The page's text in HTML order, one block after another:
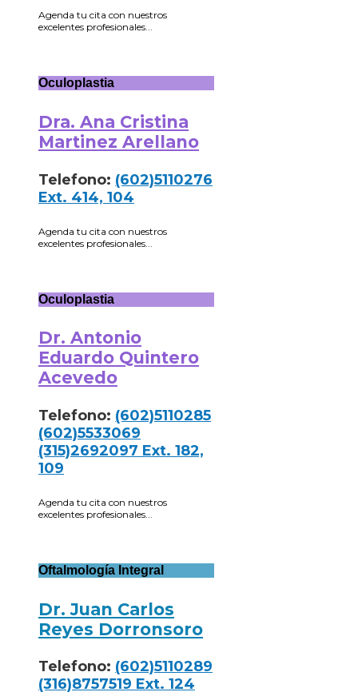
Agenda tu cita con nuestros
excelentes profesionales...
Oculoplastia
Dra. Ana Cristina
Martinez Arellano
Telefono: (602)5110276
Ext. 414, 104
Agenda tu cita con nuestros
excelentes profesionales...
Oculoplastia
Dr. Antonio
Eduardo Quintero
Acevedo
Telefono: (602)5110285
(602)5533069
(315)2692097 Ext. 182,
109
Agenda tu cita con nuestros
excelentes profesionales...
Oftalmología Integral
Dr. Juan Carlos
Reyes Dorronsoro
Telefono: (602)5110289
(316)8757519 Ext. 124